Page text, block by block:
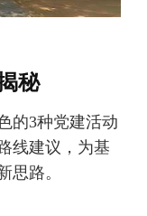
秘
的3种党建活动
线建议，为基
思路。